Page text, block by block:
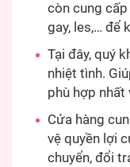
còn cung
gay, les,… để
Tại đây, quý
nhiệt tình.
phù hợp nhất
Cửa hàng
vệ quyền lợi
chuyển, đổi